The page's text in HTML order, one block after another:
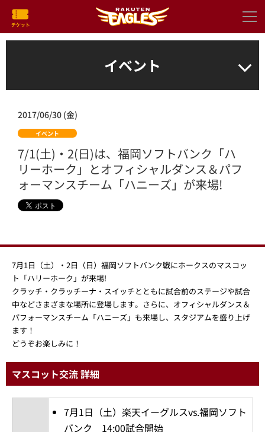
イベント
2017/06/30 (金)
イベント
7/1(土)・2(日)は、福岡ソフトバンク「ハ
リーホーク」とオフィシャルダンス＆パフ
ォーマンスチーム「ハニーズ」が来場!
7月1日（土）・2日（日）福岡ソフトバンク戦にホークスのマスコッ
ト「ハリーホーク」が来場!
クラッチ・クラッチーナ・スイッチとともに試合前のステージや試合
中などさまざまな場所に登場します。さらに、オフィシャルダンス＆
パフォーマンスチーム「ハニーズ」も来場し、スタジアムを盛り上げ
ます！
どうぞお楽しみに！
マスコット交流 詳細
7月1日（土）楽天イーグルスvs.福岡ソフト
バンク 14:00試合開始